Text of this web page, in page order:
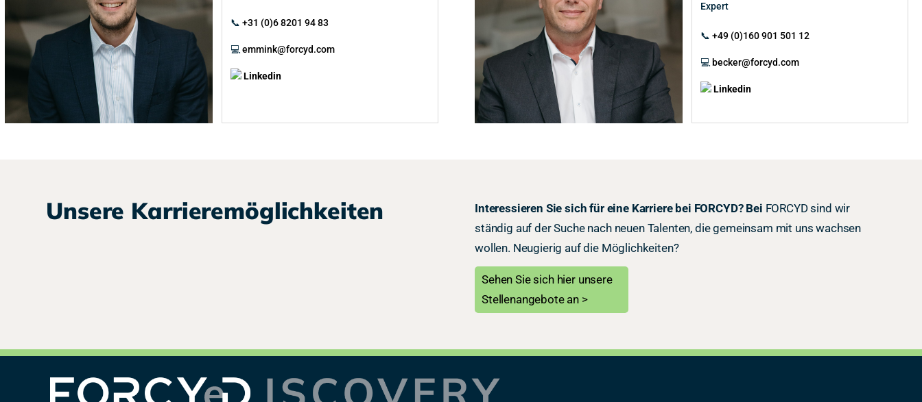
📞+31 (0)6 8201 94 83
💻emmink@forcyd.com
Linkedin
Expert
📞+49 (0)160 901 501 12
💻 becker@forcyd.com
Linkedin
Unsere Karrieremöglichkeiten Interessieren Sie sich für eine Karriere bei FORCYD? Bei FORCYD sind wir
ständig auf der Suche nach neuen Talenten, die gemeinsam mit uns wachsen
wollen. Neugierig auf die Möglichkeiten?
Sehen Sie sich hier unsere
Stellenangebote an >